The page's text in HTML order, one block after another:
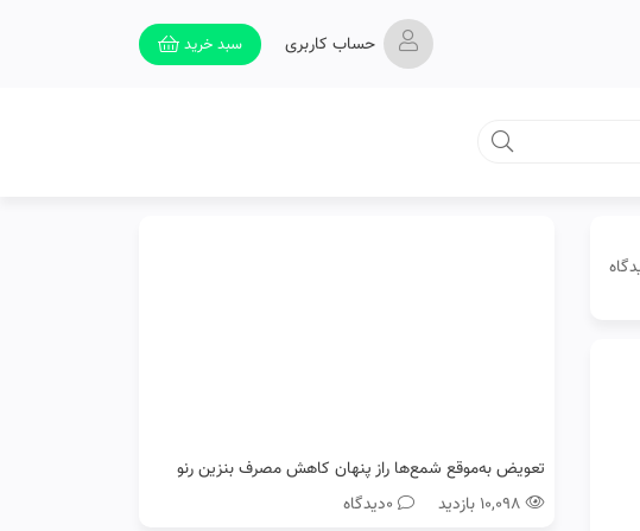
حساب کاربری سبد خرید
تعویض به‌موقع شمع‌ها راز پنهان کاهش مصرف بنزین رنو
۱۰,۰۹۸ بازدید
0دیدگاه